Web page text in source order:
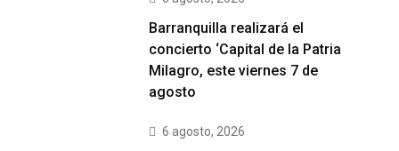
Barranquilla realizará el
concierto ‘Capital de la Patria
Milagro, este viernes 7 de
agosto
6 agosto, 2026